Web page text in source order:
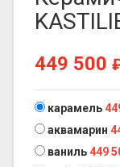
449 500
карамель
аквамарин
ваниль449